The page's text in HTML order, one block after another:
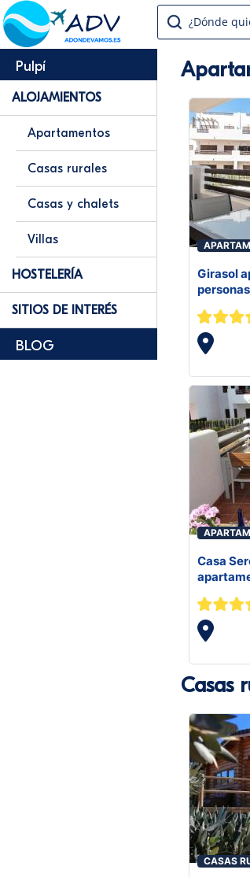
¿Dónde
Pulpí
ALOJAMIENTOS
Apartamentos
Casas rurales
Casas y chalets
Villas
HOSTELERÍA
SITIOS DE INTERÉS
BLOG
Girasol
Casa
Casas
CASAS